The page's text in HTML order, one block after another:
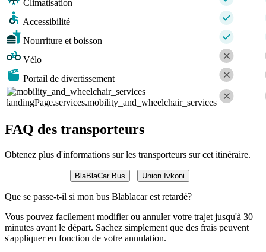
Climatisation
Accessibilité
Nourriture et boisson
Vélo
Portail de divertissement
landingPage.services.mobility_and_wheelchair_services
FAQ des transporteurs
Obtenez plus d'informations sur les transporteurs sur cet itinéraire.
BlaBlaCar Bus Union Ivkoni
Que se passe-t-il si mon bus Blablacar est retardé?
Vous pouvez facilement modifier ou annuler votre trajet jusqu'à 30
minutes avant le départ. Sachez simplement que des frais peuvent
s'appliquer en fonction de votre annulation.